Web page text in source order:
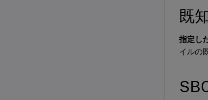
既
指定し
イルの